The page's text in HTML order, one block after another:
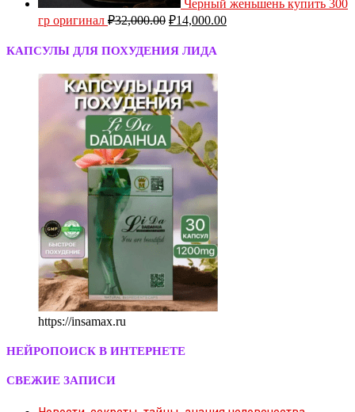
Черный женьшень купить 300
гр оригинал ₽32,000.00 ₽14,000.00
КАПСУЛЫ ДЛЯ ПОХУДЕНИЯ ЛИДА
https://insamax.ru
НЕЙРОПОИСК В ИНТЕРНЕТЕ
СВЕЖИЕ ЗАПИСИ